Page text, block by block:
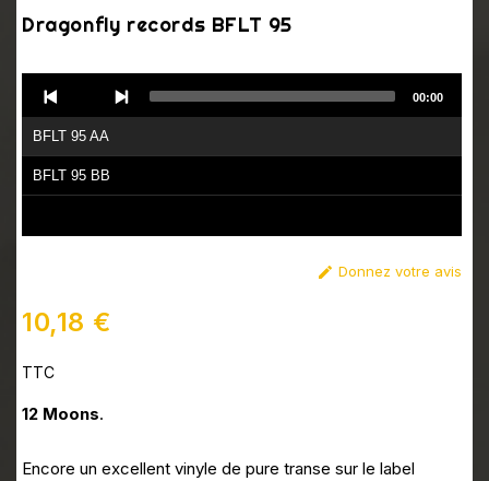
Dragonfly records BFLT 95
Player
BFLT 95 AA
BFLT 95 BB
00:00
 Donnez votre avis
10,18 €
TTC
12 Moons.
Encore un excellent vinyle de pure transe sur le label